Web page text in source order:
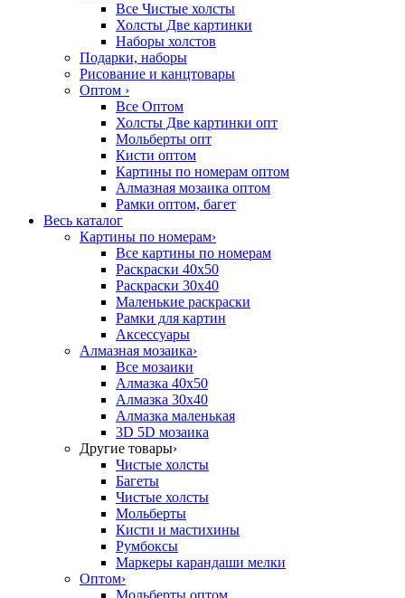
Все Чистые холсты
Холсты Две картинки
Наборы холстов
Подарки, наборы
Рисование и канцтовары
Оптом ›
Все Оптом
Холсты Две картинки опт
Мольберты опт
Кисти оптом
Картины по номерам оптом
Алмазная мозаика оптом
Рамки оптом, багет
Весь каталог
Картины по номерам›
Все картины по номерам
Раскраски 40х50
Раскраски 30х40
Маленькие раскраски
Рамки для картин
Аксессуары
Алмазная мозаика›
Все мозаики
Алмазка 40х50
Алмазка 30х40
Алмазка маленькая
3D 5D мозаика
Другие товары›
Чистые холсты
Багеты
Чистые холсты
Мольберты
Кисти и мастихины
Румбоксы
Маркеры карандаши мелки
Оптом›
Мольберты оптом